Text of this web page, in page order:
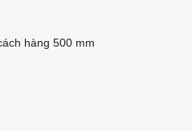
hàng 500 mm